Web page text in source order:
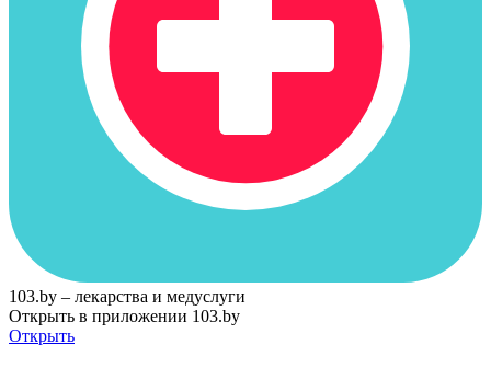
103.by – лекарства и медуслуги
Открыть в приложении 103.by
Открыть